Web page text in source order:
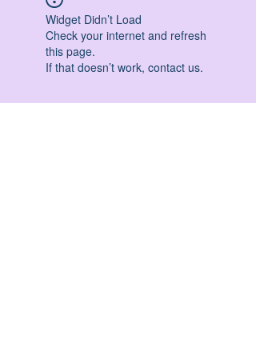
Widget Didn’t Load
Check your internet and refresh
this page.
If that doesn’t work, contact us.